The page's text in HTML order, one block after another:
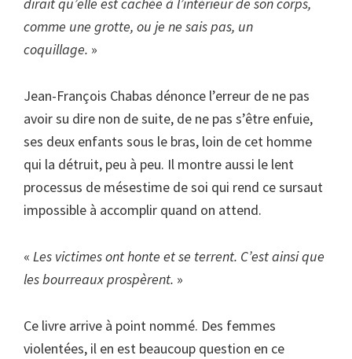
comme une grotte, ou je ne sais pas, un
coquillage. »
Jean-François Chabas dénonce l’erreur de ne pas
avoir su dire non de suite, de ne pas s’être enfuie,
ses deux enfants sous le bras, loin de cet homme
qui la détruit, peu à peu. Il montre aussi le lent
processus de mésestime de soi qui rend ce sursaut
impossible à accomplir quand on attend.
« Les victimes ont honte et se terrent. C’est ainsi que
les bourreaux prospèrent. »
Ce livre arrive à point nommé. Des femmes
violentées, il en est beaucoup question en ce